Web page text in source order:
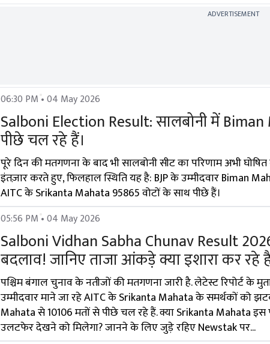
ADVERTISEMENT
06:30 PM • 04 May 2026
Salboni Election Result: सालबोनी में
पीछे चल रहे हैं।
पूरे दिन की मतगणना के बाद भी सालबोनी सीट का परिणाम अभी
इंतज़ार करते हुए, फिलहाल स्थिति यह है: BJP के उम्मीदवार Biman
AITC के Srikanta Mahata 95865 वोटों के साथ पीछे हैं।
05:56 PM • 04 May 2026
Salboni Vidhan Sabha Chunav Result
बदलाव! जानिए ताजा आंकड़े क्या इशारा कर रहे
पश्चिम बंगाल चुनाव के नतीजों की मतगणना जारी है. लेटेस्ट रिपोर्ट के
उम्मीदवार माने जा रहे AITC के Srikanta Mahata के समर्थकों को
Mahata से 10106 मतों से पीछे चल रहे हैं. क्या Srikanta Mahata
उलटफेर देखने को मिलेगा? जानने के लिए जुड़े रहिए Newstak पर...